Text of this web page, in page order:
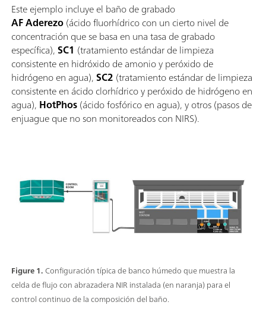
Este ejemplo incluye el baño de grabado
AFAderezo(ácido fluorhídrico con un cierto nivel de
concentración que se basa en una tasa de grabado
específica),SC1 (tratamiento estándar de limpieza
consistente en hidróxido de amonio y peróxido de
hidrógeno en agua),SC2 (tratamiento estándar de limpieza
consistente en ácido clorhídrico y peróxido de hidrógeno en
agua), HotPhos(ácido fosfórico en agua), y otros (pasos de
enjuague que no son monitoreados con NIRS).
Figure 1.Configuración típica de banco húmedo que muestra la
celda de flujo con abrazadera NIR instalada (en naranja) para el
control continuo de la composición del baño.